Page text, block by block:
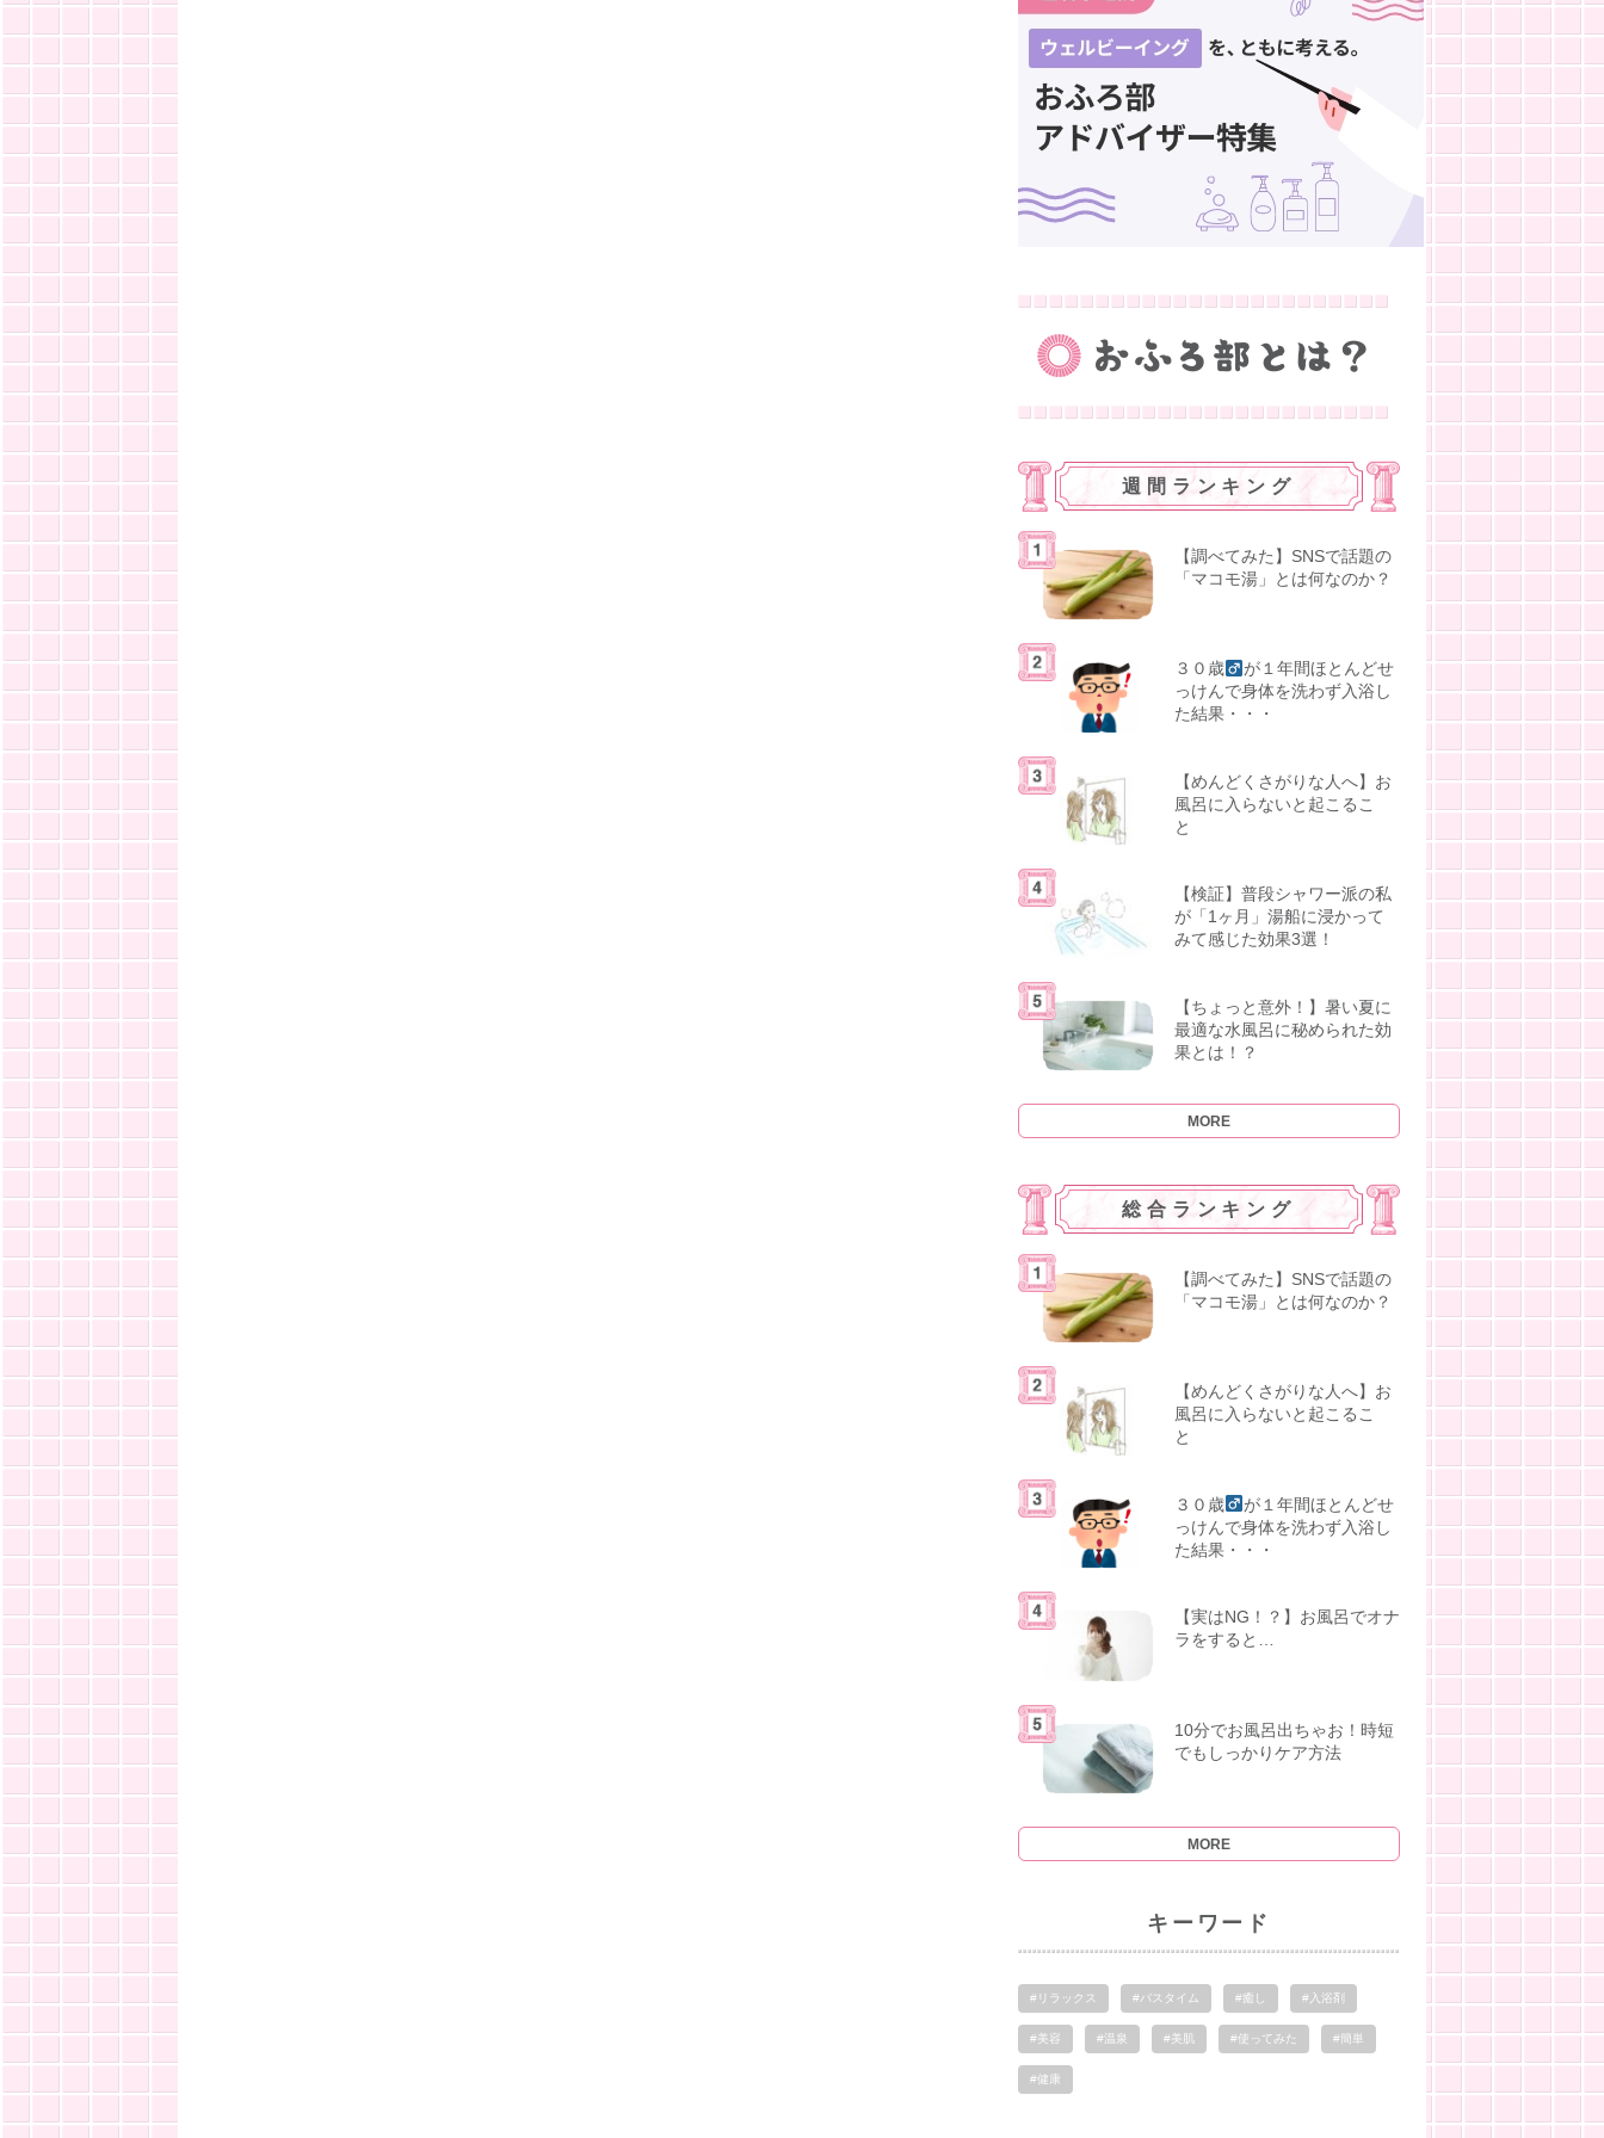
週間ランキング
【調べてみた】SNSで話題の
「マコモ湯」とは何なのか？
３０歳
が１年間ほとんどせ
っけんで身体を洗わず入浴し
た結果・・・
【めんどくさがりな人へ】お
風呂に入らないと起こるこ
と
【検証】普段シャワー派の私
が「1ヶ月」湯船に浸かって
みて感じた効果3選！
【ちょっと意外！】暑い夏に
最適な水風呂に秘められた効
果とは！？
MORE
総合ランキング
【調べてみた】SNSで話題の
「マコモ湯」とは何なのか？
【めんどくさがりな人へ】お
風呂に入らないと起こるこ
と
３０歳
が１年間ほとんどせ
っけんで身体を洗わず入浴し
た結果・・・
【実はNG！？】お風呂でオナ
ラをすると…
10分でお風呂出ちゃお！時短
でもしっかりケア方法
MORE
キーワード
#リラックス #バスタイム #癒し #入浴剤
#美容 #温泉 #美肌 #使ってみた #簡単
#健康